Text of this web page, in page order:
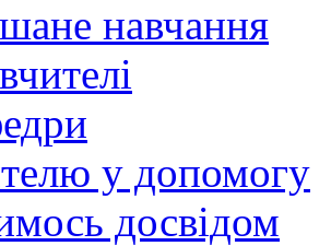
навчання
у допомогу
досвідом